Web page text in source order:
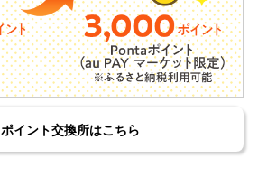
ポイント交換所はこちら